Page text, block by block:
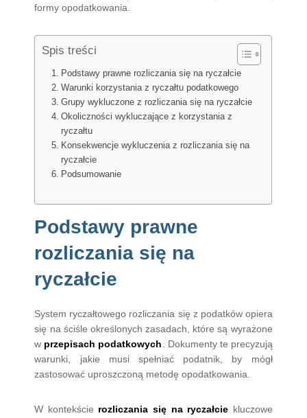
formy opodatkowania.
Spis treści
Podstawy prawne rozliczania się na ryczałcie
Warunki korzystania z ryczałtu podatkowego
Grupy wykluczone z rozliczania się na ryczałcie
Okoliczności wykluczające z korzystania z
ryczałtu
Konsekwencje wykluczenia z rozliczania się na
ryczałcie
Podsumowanie
Podstawy prawne
rozliczania się na
ryczałcie
System ryczałtowego rozliczania się z podatków opiera
się na ściśle określonych zasadach, które są wyrażone
w przepisach podatkowych. Dokumenty te precyzują
warunki, jakie musi spełniać podatnik, by mógł
zastosować uproszczoną metodę opodatkowania.
W kontekście rozliczania się na ryczałcie kluczowe